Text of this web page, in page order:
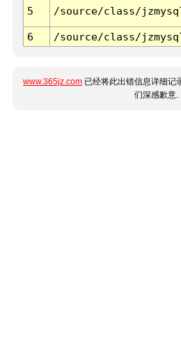
5 /source/class/
6 /source/class/
www.365jz.com 已经将此出错信息详细记
们深感歉意.